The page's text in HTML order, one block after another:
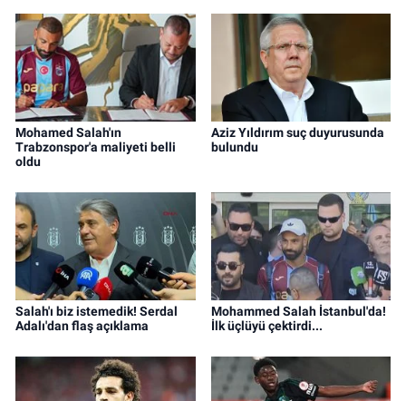
Mohamed Salah'ın
Trabzonspor'a maliyeti belli
oldu
Aziz Yıldırım suç duyurusunda
bulundu
Salah'ı biz istemedik! Serdal
Adalı'dan flaş açıklama
Mohammed Salah İstanbul'da!
İlk üçlüyü çektirdi...